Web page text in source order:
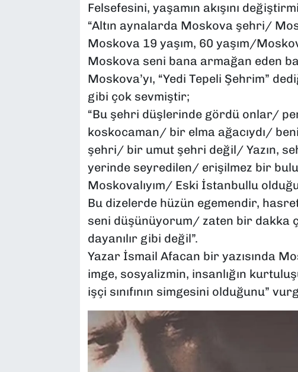
Felsefesini, yaşamın akışını
“Altın aynalarda Moskova şehri/
Moskova 19 yaşım, 60 yaşım/
Moskova seni bana armağan eden
Moskova’yı, “Yedi Tepeli Şehrim”
gibi çok sevmiştir;
“Bu şehri düşlerinde gördü onlar/
koskocaman/ bir elma ağacıydı/
şehri/ bir umut şehri değil/ Yazın,
yerinde seyredilen/ erişilmez bir
Moskovalıyım/ Eski İstanbullu
Bu dizelerde hüzün egemendir,
seni düşünüyorum/ zaten bir dakka
dayanılır gibi değil”.
Yazar İsmail Afacan bir yazısında
imge, sosyalizmin, insanlığın
işçi sınıfının simgesini olduğunu”